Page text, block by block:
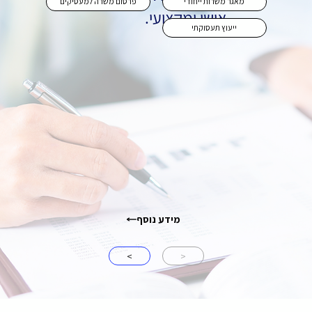
אישי ומקצועי.
ייעוץ תעסוקתי
מידע נוסף
> <